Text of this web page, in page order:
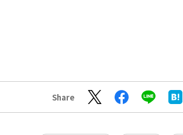
Share